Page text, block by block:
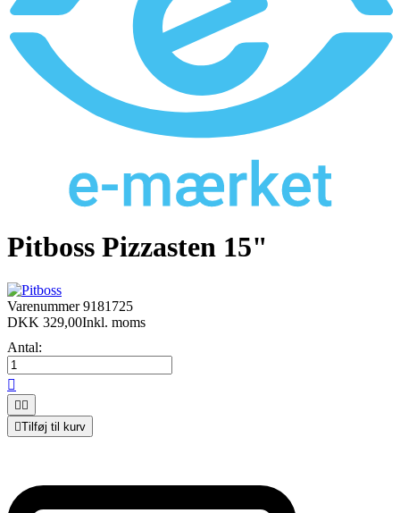
Pitboss Pizzasten 15"
Varenummer9181725
DKK 329,00Inkl. moms
Antal:

 
Tilføj til kurv